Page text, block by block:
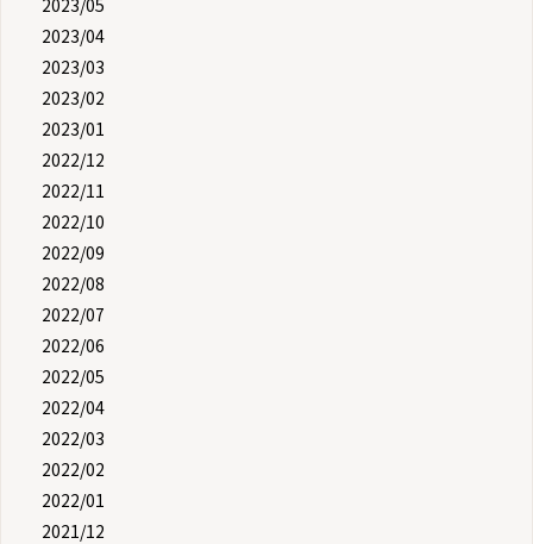
2023/05
2023/04
2023/03
2023/02
2023/01
2022/12
2022/11
2022/10
2022/09
2022/08
2022/07
2022/06
2022/05
2022/04
2022/03
2022/02
2022/01
2021/12